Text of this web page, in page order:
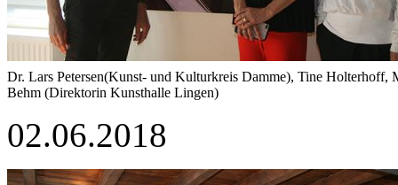
Dr. Lars Petersen(Kunst- und Kulturkreis Damme), Tine Holterhoff,
Behm (Direktorin Kunsthalle Lingen)
02.06.2018